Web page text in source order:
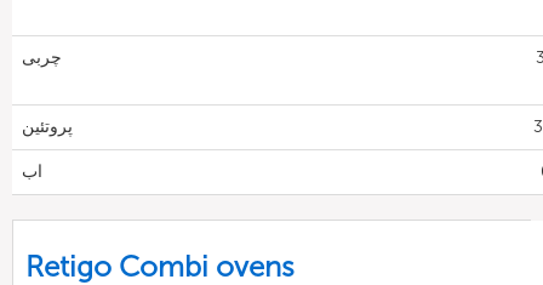
چربی
پروتئین
اب
Retigo Combi ovens